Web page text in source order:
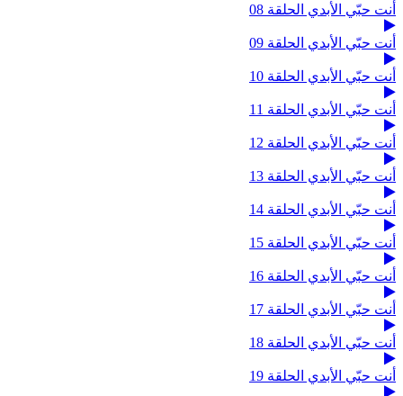
أنت حبّي الأبدي الحلقة 08
أنت حبّي الأبدي الحلقة 09
أنت حبّي الأبدي الحلقة 10
أنت حبّي الأبدي الحلقة 11
أنت حبّي الأبدي الحلقة 12
أنت حبّي الأبدي الحلقة 13
أنت حبّي الأبدي الحلقة 14
أنت حبّي الأبدي الحلقة 15
أنت حبّي الأبدي الحلقة 16
أنت حبّي الأبدي الحلقة 17
أنت حبّي الأبدي الحلقة 18
أنت حبّي الأبدي الحلقة 19